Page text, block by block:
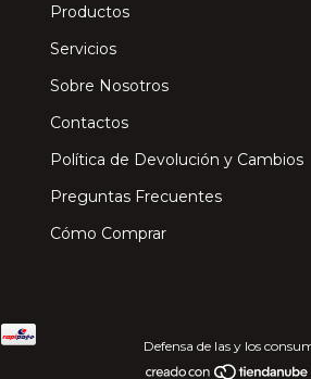
Productos
Servicios
Sobre Nosotros
Contactos
Política de Devolución y Cambios
Preguntas Frecuentes
Cómo Comprar
Defensa de las y los